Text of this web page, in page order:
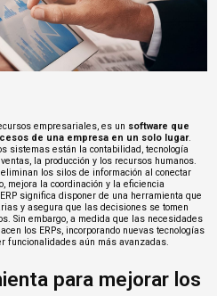
empresariales, es un software que
de una empresa en un solo lugar.
sistemas están la contabilidad,tecnología
la producción y los recursos humanos.
los silos de información al conectar
mejora la coordinación y la eficiencia
significa disponer de una herramienta que
y asegura que las decisiones se tomen
Sin embargo, a medida que las necesidades
los ERPs, incorporando nuevas tecnologías
funcionalidades aún más avanzadas.
para mejorar los